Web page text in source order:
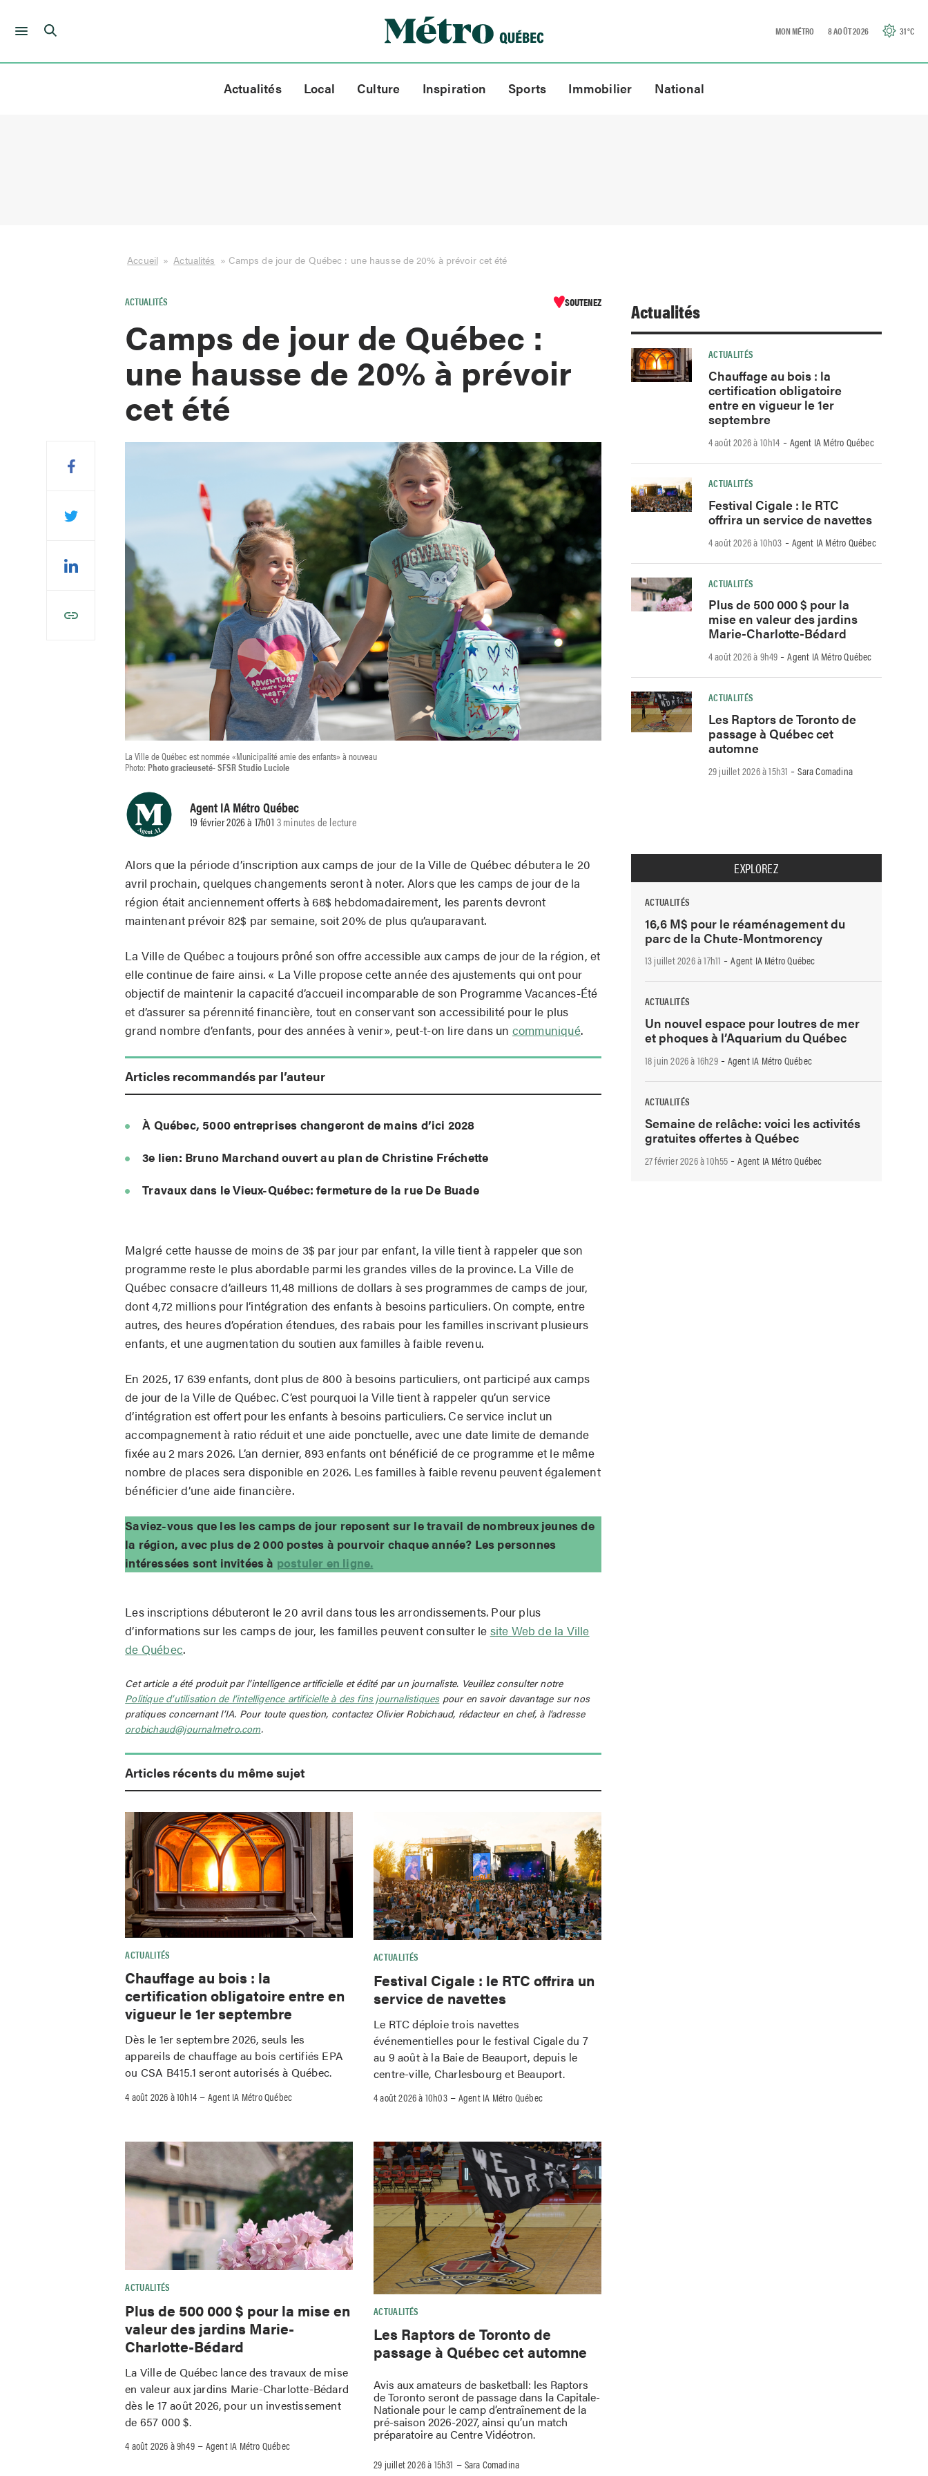
Skip
MON MÉTRO 8 AOÛT 2026 31°C
Actualités Local Culture Inspiration Sports Immobilier National
Accueil » Actualités » Camps de jour de Québec : une hausse de 20% à prévoir cet été
ACTUALITÉS SOUTENEZ
Camps de jour de Québec :
une hausse de 20% à prévoir
cet été
La Ville de Québec est nommée «Municipalité amie des enfants» à nouveau
Photo:Photo gracieuseté- SFSR Studio Luciole
Agent IA Métro Québec
19 février 2026 à 17h01 3 minutes de lecture
Alors que la période d’inscription aux camps de jour de la Ville de Québec débutera le 20
avril prochain, quelques changements seront à noter. Alors que les camps de jour de la
région était anciennement offerts à 68$ hebdomadairement, les parents devront
maintenant prévoir 82$ par semaine, soit 20% de plus qu’auparavant.
La Ville de Québec a toujours prôné son offre accessible aux camps de jour de la région, et
elle continue de faire ainsi. « La Ville propose cette année des ajustements qui ont pour
objectif de maintenir la capacité d’accueil incomparable de son Programme Vacances-Été
et d’assurer sa pérennité financière, tout en conservant son accessibilité pour le plus
grand nombre d’enfants, pour des années à venir», peut-t-on lire dans un communiqué.
Articles recommandés par l’auteur
À Québec, 5000 entreprises changeront de mains d’ici 2028
3e lien: Bruno Marchand ouvert au plan de Christine Fréchette
Travaux dans le Vieux-Québec: fermeture de la rue De Buade
Malgré cette hausse de moins de 3$ par jour par enfant, la ville tient à rappeler que son
programme reste le plus abordable parmi les grandes villes de la province. La Ville de
Québec consacre d’ailleurs 11,48 millions de dollars à ses programmes de camps de jour,
dont 4,72 millions pour l’intégration des enfants à besoins particuliers. On compte, entre
autres, des heures d’opération étendues, des rabais pour les familles inscrivant plusieurs
enfants, et une augmentation du soutien aux familles à faible revenu.
En 2025, 17 639 enfants, dont plus de 800 à besoins particuliers, ont participé aux camps
de jour de la Ville de Québec. C’est pourquoi la Ville tient à rappeler qu’un service
d’intégration est offert pour les enfants à besoins particuliers. Ce service inclut un
accompagnement à ratio réduit et une aide ponctuelle, avec une date limite de demande
fixée au 2 mars 2026. L’an dernier, 893 enfants ont bénéficié de ce programme et le même
nombre de places sera disponible en 2026. Les familles à faible revenu peuvent également
bénéficier d’une aide financière.
Saviez-vous que les les camps de jour reposent sur le travail de nombreux jeunes de
la région, avec plus de 2 000 postes à pourvoir chaque année? Les personnes
intéressées sont invitées à postuler en ligne.
Les inscriptions débuteront le 20 avril dans tous les arrondissements. Pour plus
d’informations sur les camps de jour, les familles peuvent consulter le site Web de la Ville
de Québec.
Cet article a été produit par l’intelligence artificielle et édité par un journaliste. Veuillez consulter notre
Politique d’utilisation de l’intelligence artificielle à des fins journalistiquespour en savoir davantage sur nos
pratiques concernant l’IA. Pour toute question, contactez Olivier Robichaud, rédacteur en chef, à l’adresse
orobichaud@journalmetro.com.
Articles récents du même sujet
ACTUALITÉS
Chauffage au bois : la
certification obligatoire entre en
vigueur le 1er septembre
Dès le 1er septembre 2026, seuls les
appareils de chauffage au bois certifiés EPA
ou CSA B415.1 seront autorisés à Québec.
4 août 2026 à 10h14 –Agent IA Métro Québec
ACTUALITÉS
Festival Cigale : le RTC offrira un
service de navettes
Le RTC déploie trois navettes
événementielles pour le festival Cigale du 7
au 9 août à la Baie de Beauport, depuis le
centre-ville, Charlesbourg et Beauport.
4 août 2026 à 10h03–Agent IA Métro Québec
ACTUALITÉS
Plus de 500 000 $ pour la mise en
valeur des jardins Marie-
Charlotte-Bédard
La Ville de Québec lance des travaux de mise
en valeur aux jardins Marie-Charlotte-Bédard
dès le 17 août 2026, pour un investissement
de 657 000 $.
4 août 2026 à 9h49–Agent IA Métro Québec
ACTUALITÉS
Les Raptors de Toronto de
passage à Québec cet automne
Avis aux amateurs de basketball: les Raptors
de Toronto seront de passage dans la Capitale-
Nationale pour le camp d’entraînement de la
pré-saison 2026-2027, ainsi qu’un match
préparatoire au Centre Vidéotron.
29 juillet 2026 à 15h31 –Sara Comadina
Actualités
ACTUALITÉS
Chauffage au bois : la
certification obligatoire
entre en vigueur le 1er
septembre
4 août 2026 à 10h14 -Agent IA Métro Québec
ACTUALITÉS
Festival Cigale : le RTC
offrira un service de navettes
4 août 2026 à 10h03 -Agent IA Métro Québec
ACTUALITÉS
Plus de 500 000 $ pour la
mise en valeur des jardins
Marie-Charlotte-Bédard
4 août 2026 à 9h49 -Agent IA Métro Québec
ACTUALITÉS
Les Raptors de Toronto de
passage à Québec cet
automne
29 juillet 2026 à 15h31 -Sara Comadina
EXPLOREZ
ACTUALITÉS
16,6 M$ pour le réaménagement du
parc de la Chute-Montmorency
13 juillet 2026 à 17h11 -Agent IA Métro Québec
ACTUALITÉS
Un nouvel espace pour loutres de mer
et phoques à l’Aquarium du Québec
18 juin 2026 à 16h29-Agent IA Métro Québec
ACTUALITÉS
Semaine de relâche: voici les activités
gratuites offertes à Québec
27 février 2026 à 10h55 -Agent IA Métro Québec